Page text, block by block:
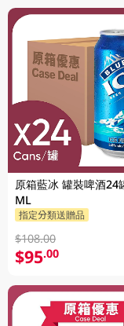
原箱藍冰 罐裝啤酒24
ML
指定分類送贈品
$108.00
$95.00